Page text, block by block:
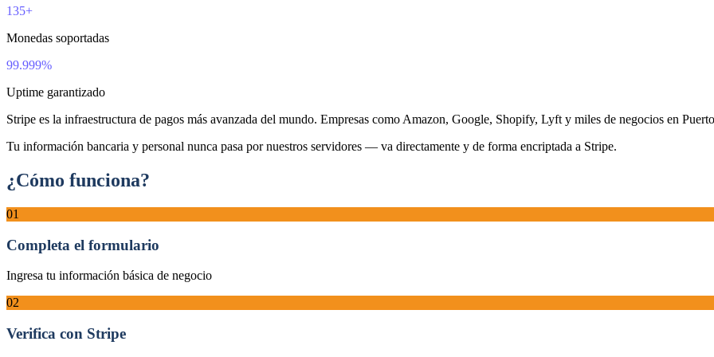
135+
Monedas soportadas
99.999%
Uptime garantizado
Stripe es la infraestructura de pagos más avanzada del mundo. Empresas como Amazon, Google, Shopify, Lyft y miles de negocios en
Tu información bancaria y personal nunca pasa por nuestros servidores — va directamente y de forma encriptada a Stripe.
¿Cómo funciona?
01
Completa el formulario
Ingresa tu información básica de negocio
02
Verifica con Stripe